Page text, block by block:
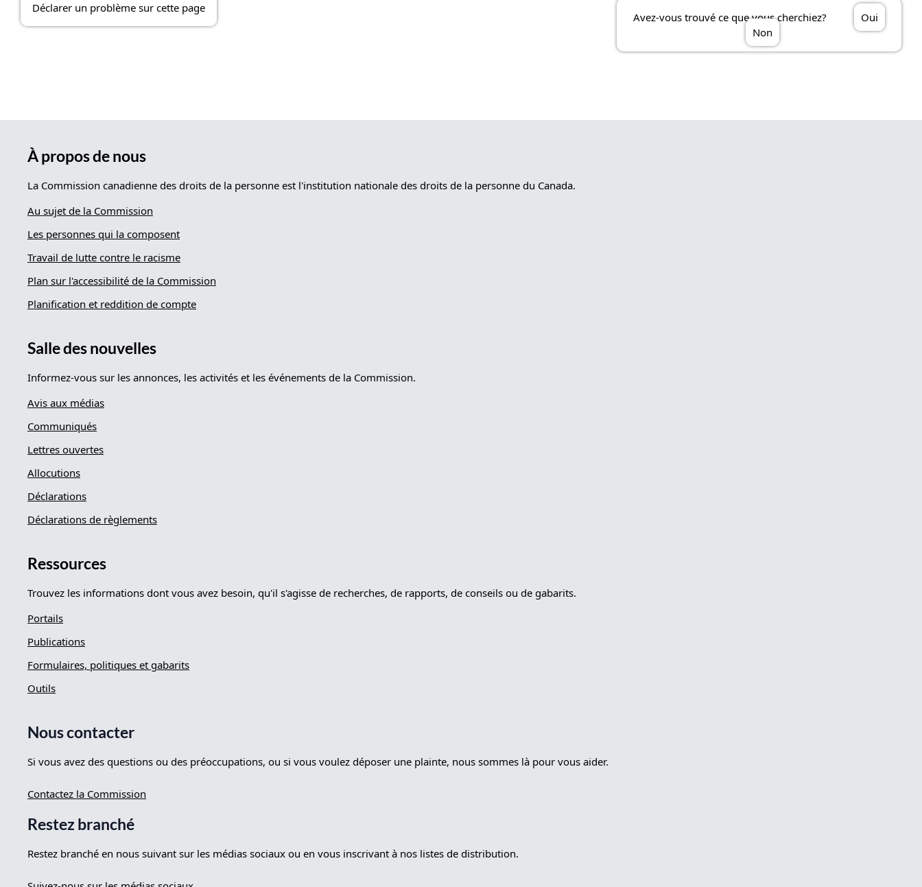
Déclarer un problème sur cette page
Avez-vous trouvé ce que vous cherchiez?
Oui
Non
À propos de nous
La Commission canadienne des droits de la personne est l'institution nationale des droits de la personne du Canada.
Au sujet de la Commission
Les personnes qui la composent
Travail de lutte contre le racisme
Plan sur l'accessibilité de la Commission
Planification et reddition de compte
Salle des nouvelles
Informez-vous sur les annonces, les activités et les événements de la Commission.
Avis aux médias
Communiqués
Lettres ouvertes
Allocutions
Déclarations
Déclarations de règlements
Ressources
Trouvez les informations dont vous avez besoin, qu'il s'agisse de recherches, de rapports, de conseils ou de gabarits.
Portails
Publications
Formulaires, politiques et gabarits
Outils
Nous contacter
Si vous avez des questions ou des préoccupations, ou si vous voulez déposer une plainte, nous sommes là pour vous aider.
Contactez la Commission
Restez branché
Restez branché en nous suivant sur les médias sociaux ou en vous inscrivant à nos listes de distribution.